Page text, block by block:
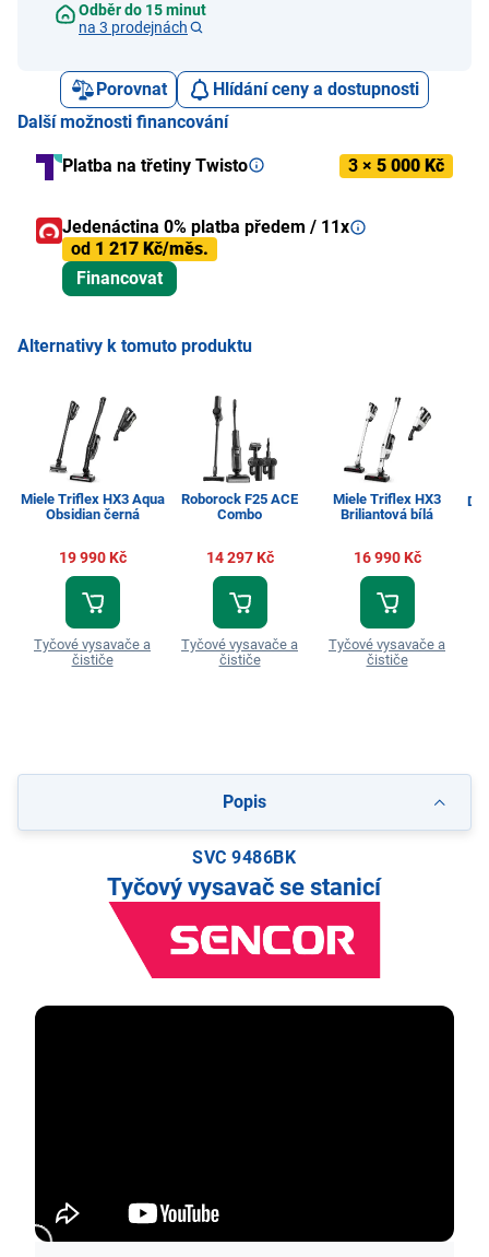
Odběr do 15 minut
na 3 prodejnách
Porovnat
Hlídání ceny a dostupnosti
Další možnosti financování
Platba na třetiny Twisto 3 × 5 000 Kč
Jedenáctina 0% platba předem / 11x
od 1 217 Kč/měs.
Financovat
Alternativy k tomuto produktu
Miele Triflex HX3 Aqua
Obsidian černá
19 990 Kč
Tyčové vysavače a
čističe
Roborock F25 ACE
Combo
14 297 Kč
Tyčové vysavače a
čističe
Miele Triflex HX3
Briliantová bílá
16 990 Kč
Tyčové vysavače a
čističe
Popis
SVC 9486BK
Tyčový vysavač se stanicí